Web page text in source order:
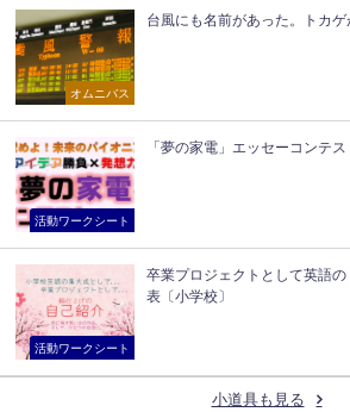
オムニバス
台風にも名前があった。トカ
活動ワークシート
「夢の家電」エッセーコンテス
活動ワークシート
卒業プロジェクトとして英語
表〔小学校〕
小道具も見る